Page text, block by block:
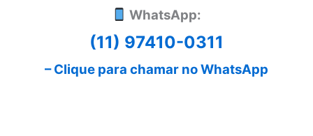
WhatsApp:
(11) 97410-0311
– Clique para chamar no WhatsApp